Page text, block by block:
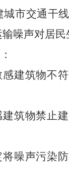
市交通干
噪声对居
建筑物不
筑物禁止
噪声污染